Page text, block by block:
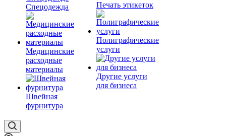
Спецодежда
Медицинские
расходные
материалы
Швейная
фурнитура
Печать этикеток
Полиграфические
услуги
Другие услуги
для бизнеса